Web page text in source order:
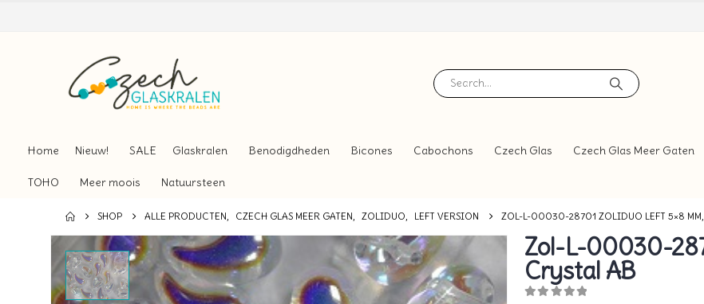
Home Nieuw! SALE Glaskralen Benodigdheden Bicones Cabochons Czech Glas Czech Glas Meer Gaten
TOHO Meer moois Natuursteen
SHOP ALLE PRODUCTEN, CZECH GLAS MEER GATEN, ZOLIDUO, LEFT VERSION ZOL-L-00030-28701 ZOLIDUO LEFT 5×8 MM,
Zol-L-00030-
Crystal AB